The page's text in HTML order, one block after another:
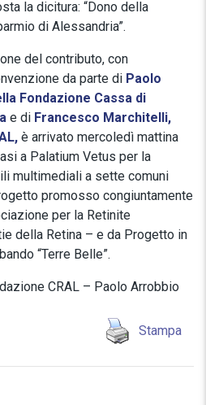
la dicitura: “Dono della
di Alessandria”.
del contributo, con
da parte di Paolo
Fondazione Cassa di
e di Francesco Marchitelli,
è arrivato mercoledì mattina
a Palatium Vetus per la
multimediali a sette comuni
promosso congiuntamente
per la Retinite
della Retina – e da Progetto in
“Terre Belle”.
CRAL – Paolo Arrobbio
Stampa